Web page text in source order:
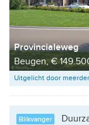
Provincialeweg
Beugen, €
Uitgelicht door
Blikvanger